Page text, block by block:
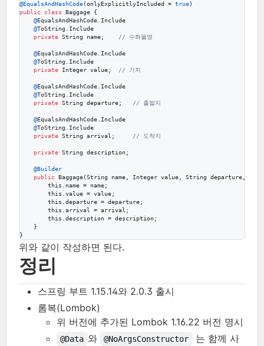
@EqualsAndHashCode(onlyExplicitlyIncluded = true
public
class Baggage {
@EqualsAndHashCode
Include
@ToString
Include
private String name; // 수화물명
@EqualsAndHashCode
Include
@ToString
Include
private
Integer value; // 가치
@EqualsAndHashCode
Include
@ToString
Include
private String departure; // 출발지
@EqualsAndHashCode
Include
@ToString
Include
private String arrival ; // 도착지
private String description;
@Builder
public Baggage(String name Integer value String departure
this
name = name;
this
value = value;
this
departure = departure;
this
arrival = arrival ;
this
description = description;
    }
}
위와 같이 작성하면 된다.
정리
스프링 부트 1.15.14와 2.0.3 출시
롬복(Lombok)
위 버전에 추가된 Lombok 1.16.22 버전 명시
@Data 와 @NoArgsConstructor
는 함께 사